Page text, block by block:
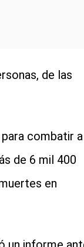
de las
combatir a
de 6 mil 400
en